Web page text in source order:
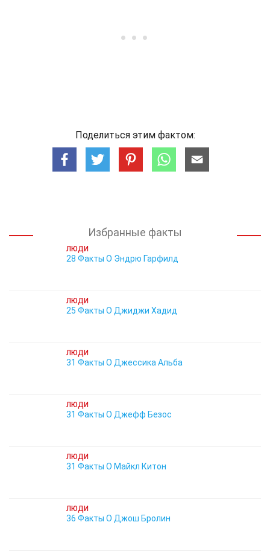
Поделиться этим фактом:
Избранные факты
ЛЮДИ
28 Факты О Эндрю Гарфилд
ЛЮДИ
25 Факты О Джиджи Хадид
ЛЮДИ
31 Факты О Джессика Альба
ЛЮДИ
31 Факты О Джефф Безос
ЛЮДИ
31 Факты О Майкл Китон
ЛЮДИ
36 Факты О Джош Бролин